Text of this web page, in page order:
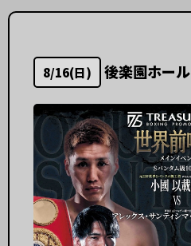
8/16(日) 後楽園ホール